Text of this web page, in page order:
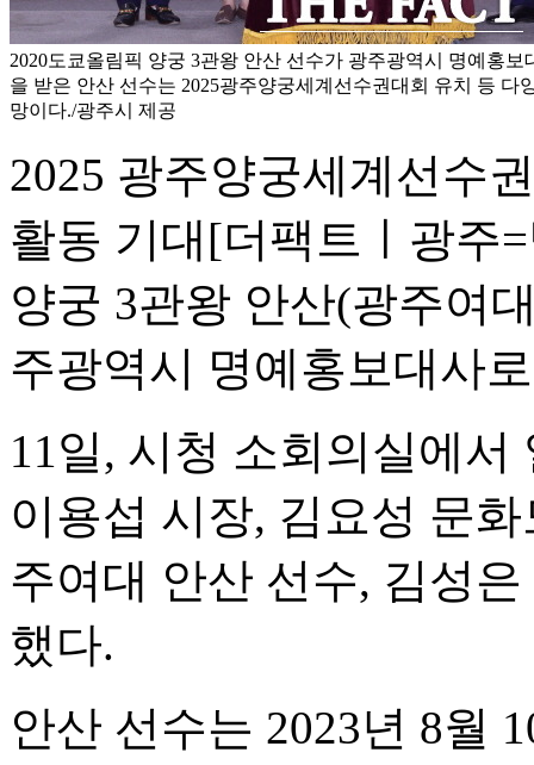
2020도쿄올림픽 양궁 3관왕 안산 선수가 광주광역시 명예홍보
을 받은 안산 선수는 2025광주양궁세계선수권대회 유치 등 다
망이다./광주시 제공
2025 광주양궁세계선수
활동 기대[더팩트ㅣ광주
양궁 3관왕 안산(광주여
주광역시 명예홍보대사
11일, 시청 소회의실에
이용섭 시장, 김요성 문
주여대 안산 선수, 김성
했다.
안산 선수는 2023년 8월